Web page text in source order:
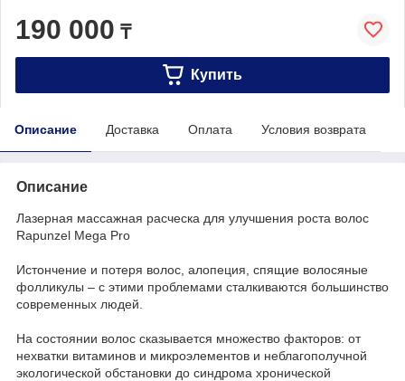
190 000 ₸
Купить
Описание Доставка Оплата Условия возврата
Описание
Лазерная массажная расческа для улучшения роста волос
Rapunzel Mega Pro
Истончение и потеря волос, алопеция, спящие волосяные
фолликулы – с этими проблемами сталкиваются большинство
современных людей.
На состоянии волос сказывается множество факторов: от
нехватки витаминов и микроэлементов и неблагополучной
экологической обстановки до синдрома хронической